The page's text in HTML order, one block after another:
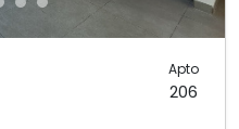
Apto
206